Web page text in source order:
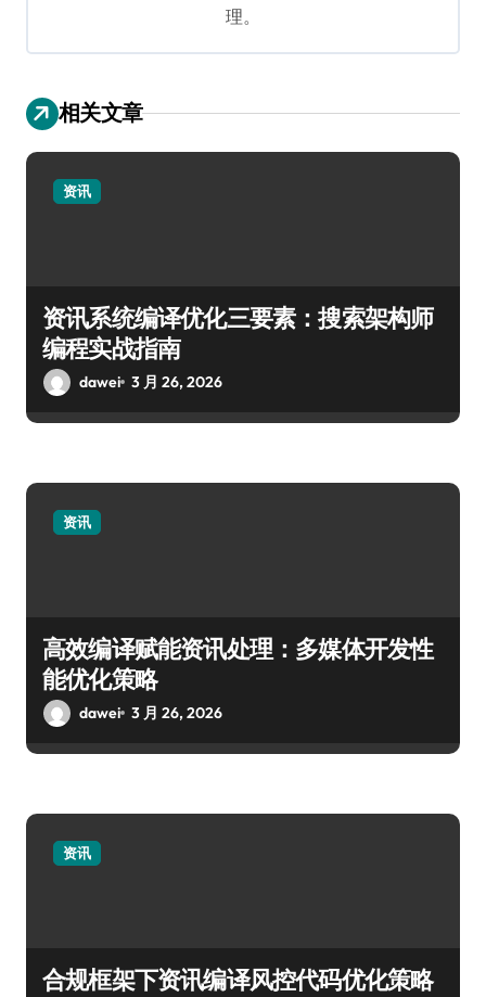
理。
相关文章
资讯
资讯系统编译优化三要素：搜索架构师
编程实战指南
dawei 3 月 26, 2026
资讯
高效编译赋能资讯处理：多媒体开发性
能优化策略
dawei 3 月 26, 2026
资讯
合规框架下资讯编译风控代码优化策略